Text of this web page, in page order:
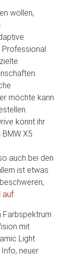
wollen,
Professional
möchte kann
könnt ihr
X5
auch bei den
ist etwas
auf:
Farbspektrum
mit
Light
neuer